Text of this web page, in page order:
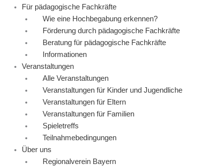
Für pädagogische Fachkräfte
Wie eine Hochbegabung erkennen?
Förderung durch pädagogische Fachkräfte
Beratung für pädagogische Fachkräfte
Informationen
Veranstaltungen
Alle Veranstaltungen
Veranstaltungen für Kinder und Jugendliche
Veranstaltungen für Eltern
Veranstaltungen für Familien
Spieletreffs
Teilnahmebedingungen
Über uns
Regionalverein Bayern